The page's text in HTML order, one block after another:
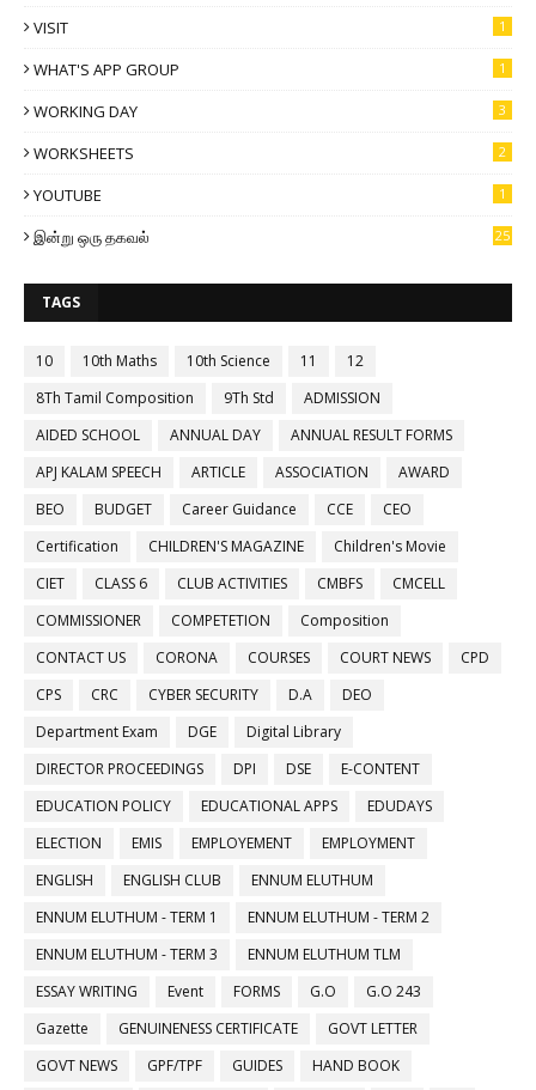
VISIT 1
WHAT'S APP GROUP 1
WORKING DAY 3
WORKSHEETS 2
YOUTUBE 1
இன்று ஒரு தகவல் 25
TAGS
10 10th Maths 10th Science 11
12
8Th Tamil Composition
9Th Std
ADMISSION
AIDED SCHOOL
ANNUAL DAY
ANNUAL RESULT FORMS
APJ KALAM SPEECH
ARTICLE ASSOCIATION
AWARD
BEO
BUDGET Career Guidance CCE
CEO
Certification
CHILDREN'S MAGAZINE
Children's Movie
CIET
CLASS 6 CLUB ACTIVITIES CMBFS
CMCELL
COMMISSIONER
COMPETETION
Composition
CONTACT US
CORONA COURSES COURT NEWS
CPD
CPS
CRC CYBER SECURITY D.A
DEO
Department Exam
DGE
Digital Library
DIRECTOR PROCEEDINGS
DPI DSE
E-CONTENT
EDUCATION POLICY
EDUCATIONAL APPS
EDUDAYS
ELECTION
EMIS EMPLOYEMENT
EMPLOYMENT
ENGLISH
ENGLISH CLUB
ENNUM ELUTHUM
ENNUM ELUTHUM - TERM 1
ENNUM ELUTHUM - TERM 2
ENNUM ELUTHUM - TERM 3
ENNUM ELUTHUM TLM
ESSAY WRITING
Event FORMS G.O
G.O 243
Gazette
GENUINENESS CERTIFICATE
GOVT LETTER
GOVT NEWS
GPF/TPF GUIDES
HAND BOOK